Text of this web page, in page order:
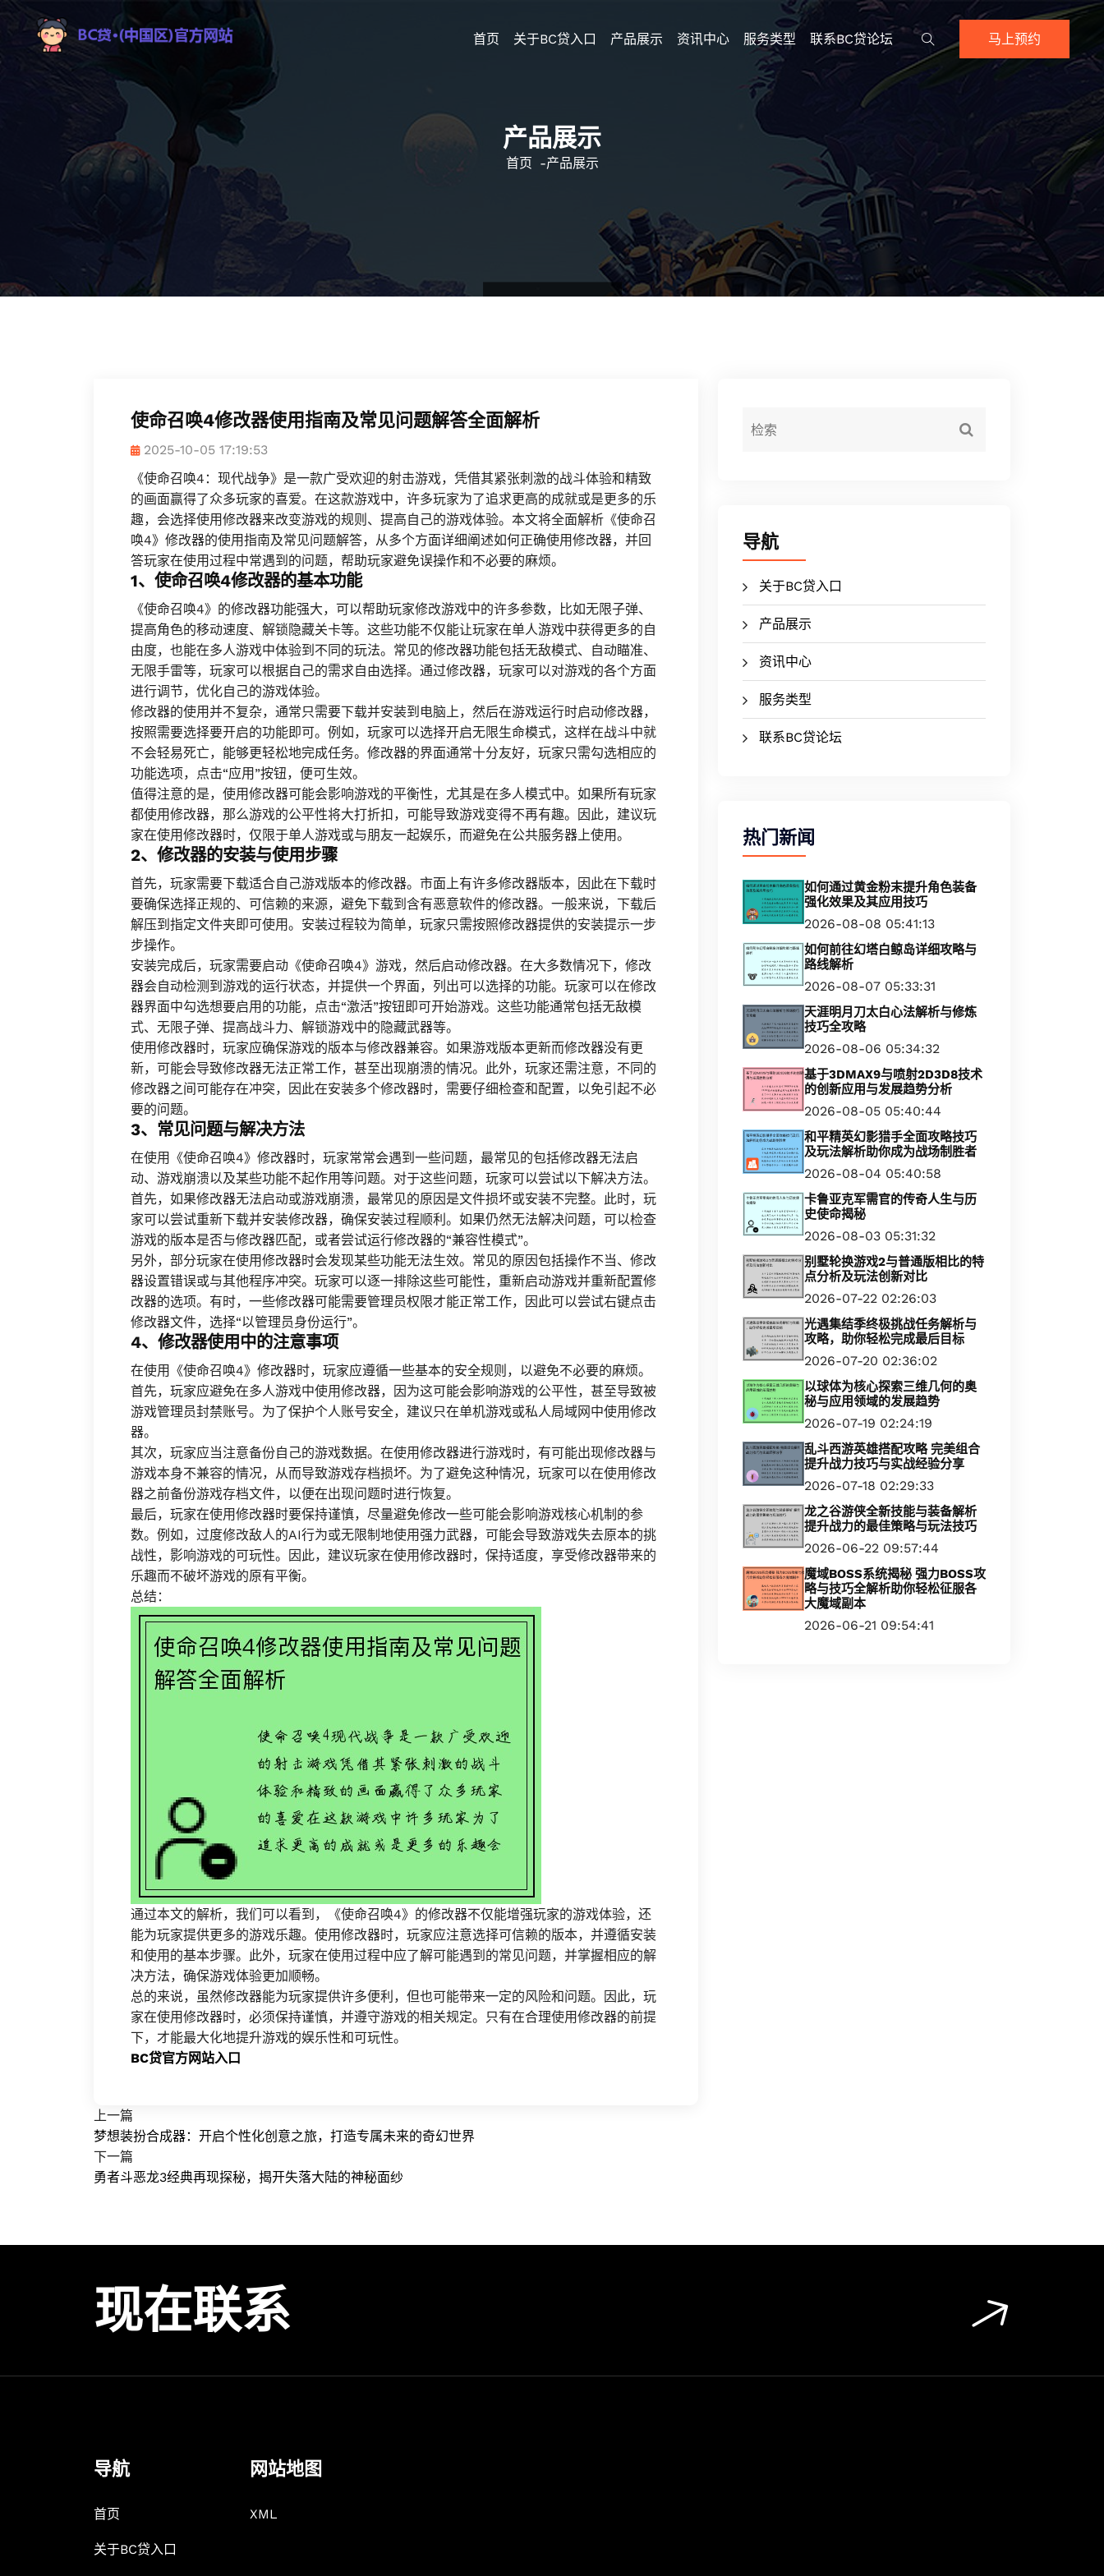
首页 关于BC贷入口 产品展示 资讯中心 服务类型 联系BC贷论坛 马上预约
产品展示
首页 -产品展示
使命召唤4修改器使用指南及常见问题解答全面解析
2025-10-05 17:19:53
《使命召唤4：现代战争》是一款广受欢迎的射击游戏，凭借其紧张刺激的战斗体验和精致
的画面赢得了众多玩家的喜爱。在这款游戏中，许多玩家为了追求更高的成就或是更多的乐
趣，会选择使用修改器来改变游戏的规则、提高自己的游戏体验。本文将全面解析《使命召
唤4》修改器的使用指南及常见问题解答，从多个方面详细阐述如何正确使用修改器，并回
答玩家在使用过程中常遇到的问题，帮助玩家避免误操作和不必要的麻烦。
1、使命召唤4修改器的基本功能
《使命召唤4》的修改器功能强大，可以帮助玩家修改游戏中的许多参数，比如无限子弹、
提高角色的移动速度、解锁隐藏关卡等。这些功能不仅能让玩家在单人游戏中获得更多的自
由度，也能在多人游戏中体验到不同的玩法。常见的修改器功能包括无敌模式、自动瞄准、
无限手雷等，玩家可以根据自己的需求自由选择。通过修改器，玩家可以对游戏的各个方面
进行调节，优化自己的游戏体验。
修改器的使用并不复杂，通常只需要下载并安装到电脑上，然后在游戏运行时启动修改器，
按照需要选择要开启的功能即可。例如，玩家可以选择开启无限生命模式，这样在战斗中就
不会轻易死亡，能够更轻松地完成任务。修改器的界面通常十分友好，玩家只需勾选相应的
功能选项，点击“应用”按钮，便可生效。
值得注意的是，使用修改器可能会影响游戏的平衡性，尤其是在多人模式中。如果所有玩家
都使用修改器，那么游戏的公平性将大打折扣，可能导致游戏变得不再有趣。因此，建议玩
家在使用修改器时，仅限于单人游戏或与朋友一起娱乐，而避免在公共服务器上使用。
2、修改器的安装与使用步骤
首先，玩家需要下载适合自己游戏版本的修改器。市面上有许多修改器版本，因此在下载时
要确保选择正规的、可信赖的来源，避免下载到含有恶意软件的修改器。一般来说，下载后
解压到指定文件夹即可使用。安装过程较为简单，玩家只需按照修改器提供的安装提示一步
步操作。
安装完成后，玩家需要启动《使命召唤4》游戏，然后启动修改器。在大多数情况下，修改
器会自动检测到游戏的运行状态，并提供一个界面，列出可以选择的功能。玩家可以在修改
器界面中勾选想要启用的功能，点击“激活”按钮即可开始游戏。这些功能通常包括无敌模
式、无限子弹、提高战斗力、解锁游戏中的隐藏武器等。
使用修改器时，玩家应确保游戏的版本与修改器兼容。如果游戏版本更新而修改器没有更
新，可能会导致修改器无法正常工作，甚至出现崩溃的情况。此外，玩家还需注意，不同的
修改器之间可能存在冲突，因此在安装多个修改器时，需要仔细检查和配置，以免引起不必
要的问题。
3、常见问题与解决方法
在使用《使命召唤4》修改器时，玩家常常会遇到一些问题，最常见的包括修改器无法启
动、游戏崩溃以及某些功能不起作用等问题。对于这些问题，玩家可以尝试以下解决方法。
首先，如果修改器无法启动或游戏崩溃，最常见的原因是文件损坏或安装不完整。此时，玩
家可以尝试重新下载并安装修改器，确保安装过程顺利。如果仍然无法解决问题，可以检查
游戏的版本是否与修改器匹配，或者尝试运行修改器的“兼容性模式”。
另外，部分玩家在使用修改器时会发现某些功能无法生效。常见的原因包括操作不当、修改
器设置错误或与其他程序冲突。玩家可以逐一排除这些可能性，重新启动游戏并重新配置修
改器的选项。有时，一些修改器可能需要管理员权限才能正常工作，因此可以尝试右键点击
修改器文件，选择“以管理员身份运行”。
4、修改器使用中的注意事项
在使用《使命召唤4》修改器时，玩家应遵循一些基本的安全规则，以避免不必要的麻烦。
首先，玩家应避免在多人游戏中使用修改器，因为这可能会影响游戏的公平性，甚至导致被
游戏管理员封禁账号。为了保护个人账号安全，建议只在单机游戏或私人局域网中使用修改
器。
其次，玩家应当注意备份自己的游戏数据。在使用修改器进行游戏时，有可能出现修改器与
游戏本身不兼容的情况，从而导致游戏存档损坏。为了避免这种情况，玩家可以在使用修改
器之前备份游戏存档文件，以便在出现问题时进行恢复。
最后，玩家在使用修改器时要保持谨慎，尽量避免修改一些可能会影响游戏核心机制的参
数。例如，过度修改敌人的AI行为或无限制地使用强力武器，可能会导致游戏失去原本的挑
战性，影响游戏的可玩性。因此，建议玩家在使用修改器时，保持适度，享受修改器带来的
乐趣而不破坏游戏的原有平衡。
总结：
通过本文的解析，我们可以看到，《使命召唤4》的修改器不仅能增强玩家的游戏体验，还
能为玩家提供更多的游戏乐趣。使用修改器时，玩家应注意选择可信赖的版本，并遵循安装
和使用的基本步骤。此外，玩家在使用过程中应了解可能遇到的常见问题，并掌握相应的解
决方法，确保游戏体验更加顺畅。
总的来说，虽然修改器能为玩家提供许多便利，但也可能带来一定的风险和问题。因此，玩
家在使用修改器时，必须保持谨慎，并遵守游戏的相关规定。只有在合理使用修改器的前提
下，才能最大化地提升游戏的娱乐性和可玩性。
BC贷官方网站入口
上一篇
梦想装扮合成器：开启个性化创意之旅，打造专属未来的奇幻世界
下一篇
勇者斗恶龙3经典再现探秘，揭开失落大陆的神秘面纱
导航
关于BC贷入口
产品展示
资讯中心
服务类型
联系BC贷论坛
热门新闻
如何通过黄金粉末提升角色装备
强化效果及其应用技巧
2026-08-08 05:41:13
如何前往幻塔白鲸岛详细攻略与
路线解析
2026-08-07 05:33:31
天涯明月刀太白心法解析与修炼
技巧全攻略
2026-08-06 05:34:32
基于3DMAX9与喷射2D3D8技术
的创新应用与发展趋势分析
2026-08-05 05:40:44
和平精英幻影猎手全面攻略技巧
及玩法解析助你成为战场制胜者
2026-08-04 05:40:58
卡鲁亚克军需官的传奇人生与历
史使命揭秘
2026-08-03 05:31:32
别墅轮换游戏2与普通版相比的特
点分析及玩法创新对比
2026-07-22 02:26:03
光遇集结季终极挑战任务解析与
攻略，助你轻松完成最后目标
2026-07-20 02:36:02
以球体为核心探索三维几何的奥
秘与应用领域的发展趋势
2026-07-19 02:24:19
乱斗西游英雄搭配攻略 完美组合
提升战力技巧与实战经验分享
2026-07-18 02:29:33
龙之谷游侠全新技能与装备解析
提升战力的最佳策略与玩法技巧
2026-06-22 09:57:44
魔域BOSS系统揭秘 强力BOSS攻
略与技巧全解析助你轻松征服各
大魔域副本
2026-06-21 09:54:41
现在联系
导航
首页
关于BC贷入口
网站地图
XML